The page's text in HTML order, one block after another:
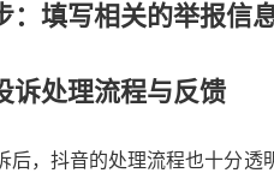
：填写相关的举报信
诉处理流程与反馈
后，抖音的处理流程也十分透